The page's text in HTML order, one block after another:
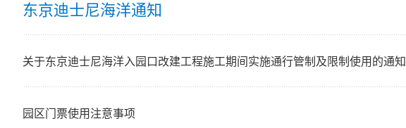
东京迪士尼海洋通知
关于东京迪士尼海洋入园口改建工程施工期间实施通行管制及限制使用的通知
园区门票使用注意事项